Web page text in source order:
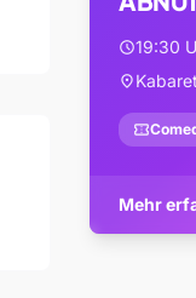
schedule19:30
location_on
confirmation_number
Mehr